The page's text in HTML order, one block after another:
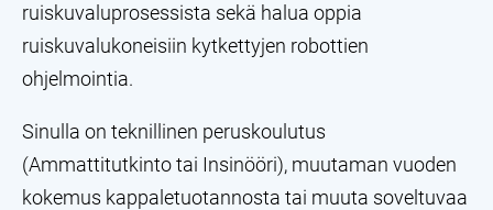
ruiskuvaluprosessista sekä halua oppia
ruiskuvalukoneisiin kytkettyjen robottien
ohjelmointia.
Sinulla on teknillinen peruskoulutus
(Ammattitutkinto tai Insinööri), muutaman vuoden
kokemus kappaletuotannosta tai muuta soveltuvaa